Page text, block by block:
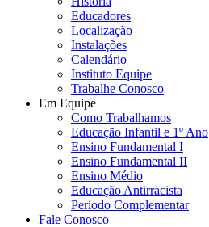
Educadores
Localização
Instalações
Calendário
Instituto Equipe
Trabalhe Conosco
Em Equipe
Como Trabalhamos
Educação Infantil e 1º Ano
Ensino Fundamental I
Ensino Fundamental II
Ensino Médio
Educação Antirracista
Período Complementar
Fale Conosco